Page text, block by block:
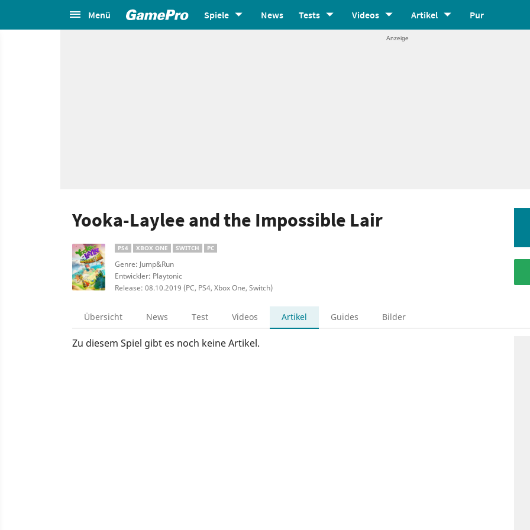
Menü Spiele News Tests Videos Artikel Pur
Yooka-Laylee and the Impossible Lair
PS4 XBOX ONE SWITCH PC
Genre: Jump&Run
Entwickler: Playtonic
Release: 08.10.2019 (PC, PS4, Xbox One, Switch)
Übersicht News Test Videos Artikel Guides Bilder
Zu diesem Spiel gibt es noch keine Artikel.